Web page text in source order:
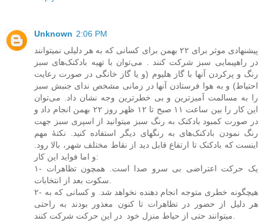
Unknown 2:06 PM
پیشنهادی موثر برای ۲۲ بهمن برای کسانی‌ که به هر دلیلی‌ نمیتوانند
در راهپیمایی سبز شرکت کنند . می‌توان با تهیه بادکنک‌های سبز
رنگ و پرکردن آنها با گاز هلیوم (و یا گاز خانگی در صورت رعایت
احتیاط) و به هوا فرستادن آنها در زمانی‌ مشخص ندای جنبش سبز
را به مسالمت آمیز‌ترین و بی خطر‌ترین وجه نشان داد. می‌توان
این کار را بین ساعت ۱۱ صبح تا ۱۲ ظهر روز ۲۲ بهمن انجام داد و
در صورت کمبود بادکنک به رنگ سبز میتوانید از اسپری سبز جهت
رنگ نمودن بادکنک‌های به رنگهای دیگر استفاده کنید. نکتهٔ مهم
اینست که بادکنک تا ارتفاع قابل دید از نقاط مختلف شهر، بالا رود.
و اما فواید این کار:
۱- یک حرکت اعتراضی بی‌ سرو صدا است. همچون تظاهرات
۲- هیچگونه خطری متوجه انجام دهنده نخواهد شد. و کسانی‌ که به
هر دلیل از حضور در تظاهرات تا کنون معذور بودند به راحتی